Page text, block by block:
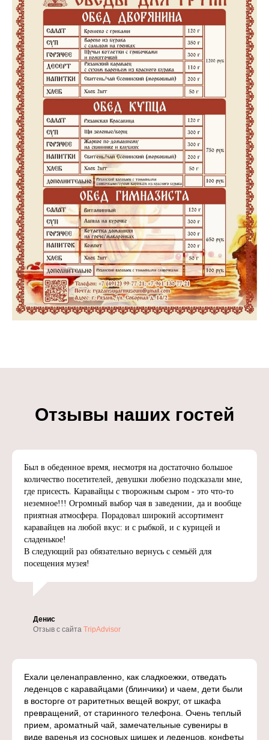
Отзывы наших гостей
Был в обеденное время, несмотря на достаточно большое
количество посетителей, девушки любезно подсказали мне,
где присесть. Каравайцы с творожным сыром - это что-то
неземное!!! Огромный выбор чая в заведении, да и вообще
приятная атмосфера. Порадовал широкий ассортимент
каравайцев на любой вкус: и с рыбкой, и с курицей и
сладенькое!
В следующий раз обязательно вернусь с семьёй для
посещения музея!
Денис
Отзыв с сайта TripAdvisor
Ехали целенаправленно, как сладкоежки, отведать
леденцов с каравайцами (блинчики) и чаем, дети были
в восторге от раритетных вещей вокруг, от шкафа
превращений, от старинного телефона. Очень теплый
прием, ароматный чай, замечательные сувениры в
виде варенья из сосновых шишек и леденцов, конфеты